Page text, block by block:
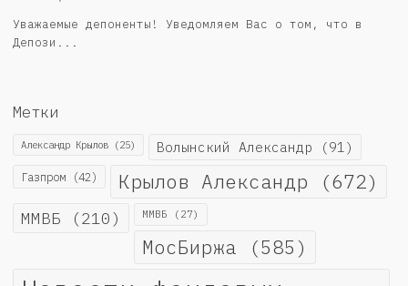
Уважаемые депоненты! Уведомляем Вас о том, что в
Депози...
Метки
Александр Крылов (25) Волынский Александр (91)
Газпром (42) Крылов Александр (672)
ММВБ (210) ММВБ (27)
МосБиржа (585)